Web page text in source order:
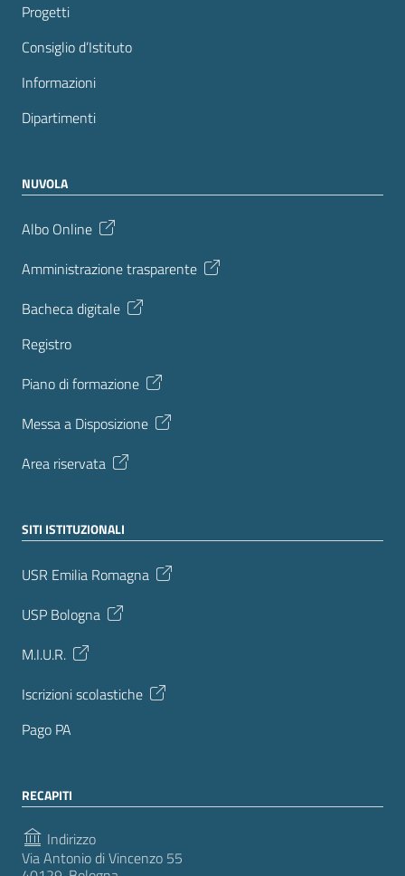
Progetti
Consiglio d’Istituto
Informazioni
Dipartimenti
NUVOLA
Albo Online
Amministrazione trasparente
Bacheca digitale
Registro
Piano di formazione
Messa a Disposizione
Area riservata
SITI ISTITUZIONALI
USR Emilia Romagna
USP Bologna
M.I.U.R.
Iscrizioni scolastiche
Pago PA
RECAPITI
Indirizzo
Via Antonio di Vincenzo 55